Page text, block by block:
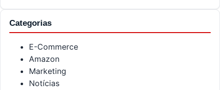
Categorias
E-Commerce
Amazon
Marketing
Notícias